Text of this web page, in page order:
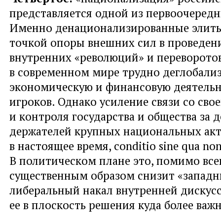
представляется одной из
Именно денационализированные
точкой опоры внешних сил в
внутренних «революций» и
в современном мире трудно
экономическую и финансовую
игроков. Однако усиление связи со
и контроля государства и общества за
держателей крупных национальных
в настоящее время, conditio sine qua
В политическом плане это, помимо
существенным образом снизит
либеральный накал внутренней
ее в плоскость решения куда более